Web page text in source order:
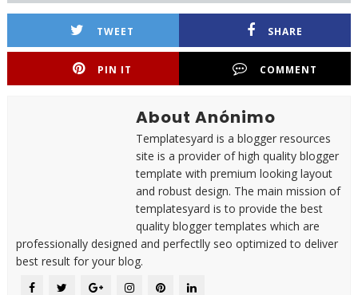
TWEET SHARE
PIN IT COMMENT
About Anónimo
Templatesyard is a blogger resources
site is a provider of high quality blogger
template with premium looking layout
and robust design. The main mission of
templatesyard is to provide the best
quality blogger templates which are
professionally designed and perfectlly seo optimized to deliver
best result for your blog.